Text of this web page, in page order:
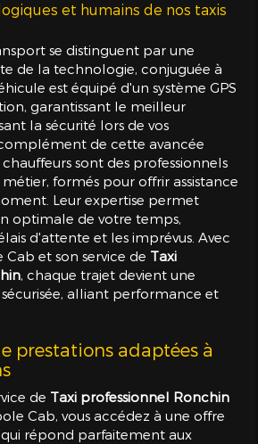
et humains de nos taxis
se distinguent par une
de la technologie, conjuguée à
est équipé d'un système GPS
garantissant le meilleur
la sécurité lors de vos
de cette avancée
sont des professionnels
formés pour offrir assistance
Leur expertise permet
optimale de votre temps,
d'attente et les imprévus. Avec
et son service de Taxi
, chaque trajet devient une
alliant performance et
prestations adaptées à
de Taxi professionnel Ronchin
Cab, vous accédez à une offre
répond parfaitement aux